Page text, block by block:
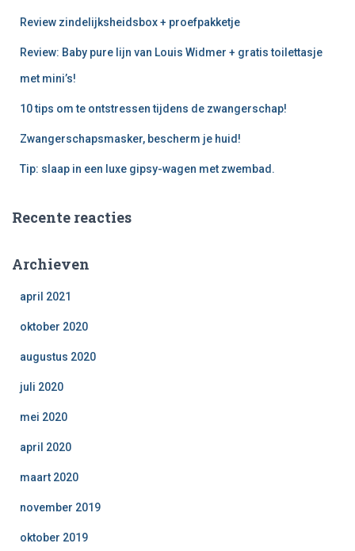
Review zindelijksheidsbox + proefpakketje
Review: Baby pure lijn van Louis Widmer + gratis toilettasje
met mini’s!
10 tips om te ontstressen tijdens de zwangerschap!
Zwangerschapsmasker, bescherm je huid!
Tip: slaap in een luxe gipsy-wagen met zwembad.
Recente reacties
Archieven
april 2021
oktober 2020
augustus 2020
juli 2020
mei 2020
april 2020
maart 2020
november 2019
oktober 2019